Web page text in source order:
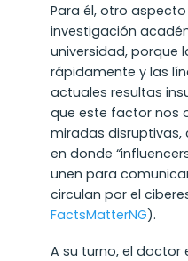
Para él, otro
investigación
universidad, porque
rápidamente y las
actuales resultas
que este factor nos
miradas disruptivas,
en donde
unen para
circulan por el
FactsMatterNG).
A su turno, el doctor